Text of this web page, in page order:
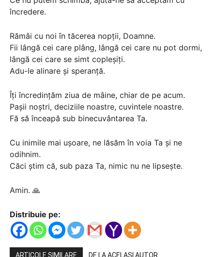
încredere.
Rămâi cu noi în tăcerea nopții, Doamne.
Fii lângă cei care plâng, lângă cei care nu pot dormi,
lângă cei care se simt copleșiți.
Adu-le alinare și speranță.
Îți încredințăm ziua de mâine, chiar de pe acum.
Pașii noștri, deciziile noastre, cuvintele noastre.
Fă să înceapă sub binecuvântarea Ta.
Cu inimile mai ușoare, ne lăsăm în voia Ta și ne
odihnim.
Căci știm că, sub paza Ta, nimic nu ne lipsește.
Amin. 🙏
Distribuie pe:
ARTICOLE SIMILARE DE LA ACELAȘI AUTOR